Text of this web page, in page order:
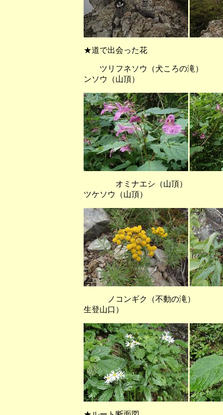
★道で出会った花
ツリフネソウ（犬ころの滝
ンソウ（山頂）
オミナエシ（山頂
ツケソウ（山頂）
ノコンギク（不動の滝）
生登山口）